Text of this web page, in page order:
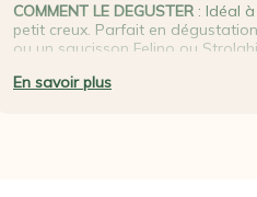
COMMENT LE DEGUSTER : Idéal
petit creux. Parfait en
ou un saucisson Felino ou
7° au maximum.
En savoir plus